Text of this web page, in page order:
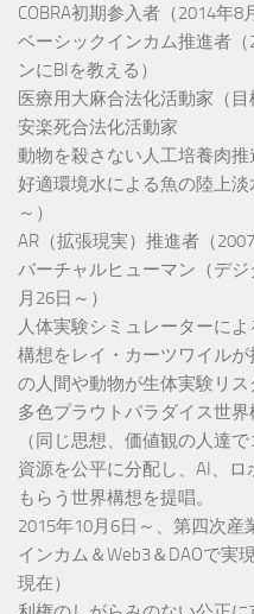
COBRA初期参入者（2014年8
ベーシックインカム推進者
ンにBIを教える）
医療用大麻合法化活動家（目
安楽死合法化活動家
動物を殺さない人工培養肉推
好適環境水による魚の陸上
～）
AR（拡張現実）推進者（
バーチャルヒューマン（デ
月26日～）
人体実験シミュレーターに
構想をレイ・カーツワイル
の人間や動物が生体実験リス
多色プラウトパラダイス世界
（同じ思想、価値観の人達
資源を公平に分配し、AI、
もらう世界構想を提唱。
2015年10月6日～、第四次産
インカム＆Web3＆DAOで実
現在）